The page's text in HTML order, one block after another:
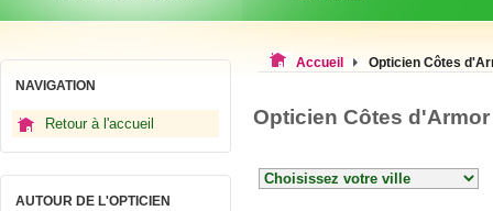
NAVIGATION
Retour à l'accueil
AUTOUR DE L'OPTICIEN
Accueil Opticien Côtes
Opticien Côtes d'Armor